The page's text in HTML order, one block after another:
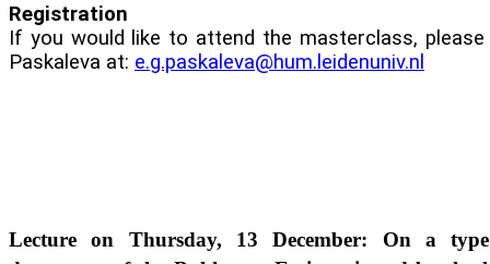
Registration
If you would like to attend the masterclass,
Paskaleva at: e.g.paskaleva@hum.leidenuniv.nl
Lecture on Thursday, 13 December: On a